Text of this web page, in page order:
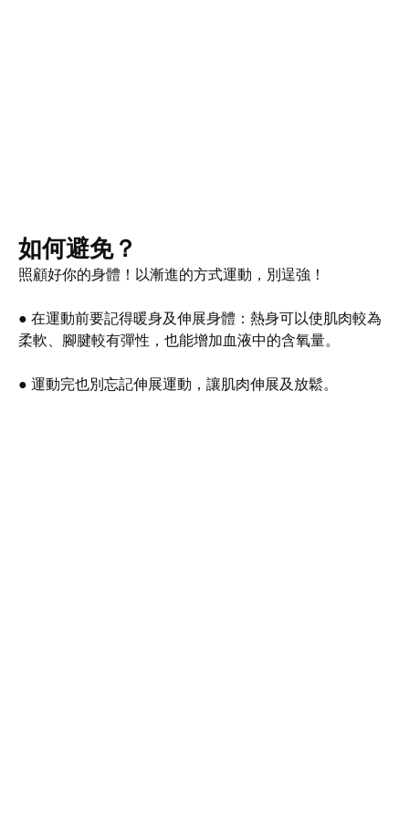
如何避免？
照顧好你的身體！以漸進的方式運動，別逞強！
● 在運動前要記得暖身及伸展身體：熱身可以使肌肉較為
柔軟、腳腱較有彈性，也能增加血液中的含氧量。
● 運動完也別忘記伸展運動，讓肌肉伸展及放鬆。